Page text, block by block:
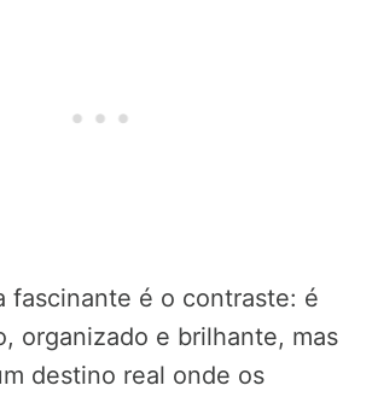
fascinante é o contraste: é
organizado e brilhante, mas
destino real onde os